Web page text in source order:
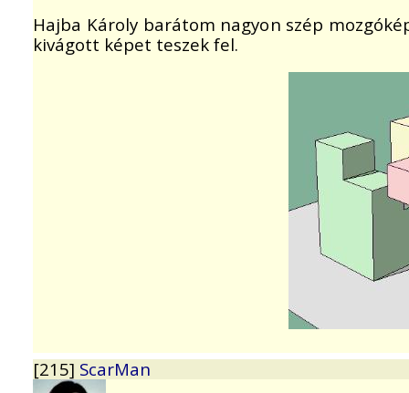
Hajba Károly barátom nagyon szép
kivágott képet teszek fel.
[215] ScarMan